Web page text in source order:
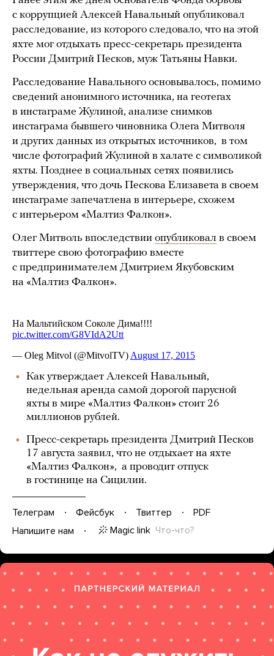
с коррупцией Алексей Навальный опубликовал
расследование, из которого следовало, что на этой
яхте мог отдыхать пресс-секретарь президента
России Дмитрий Песков, муж Татьяны Навки.
Расследование Навального основывалось, помимо
сведений анонимного источника, на геотегах
в инстаграме Жулиной, анализе снимков
инстаграма бывшего чиновника Олега Митволя
и других данных из открытых источников, в том
числе фотографий Жулиной в халате с символикой
яхты. Позднее в социальных сетях появились
утверждения, что дочь Пескова Елизавета в своем
инстаграме запечатлена в интерьере, схожем
с интерьером «Малтиз Фалкон».
Олег Митволь впоследствии опубликовал в своем
твиттере свою фотографию вместе
с предпринимателем Дмитрием Якубовским
на «Малтиз Фалкон».
Как утверждает Алексей Навальный,
недельная аренда самой дорогой парусной
яхты в мире «Малтиз Фалкон» стоит 26
миллионов рублей.
Пресс-секретарь президента Дмитрий Песков
17 августа заявил, что не отдыхает на яхте
«Малтиз Фалкон», а проводит отпуск
в гостинице на Сицилии.
Телеграм Фейсбук Твиттер
PDF
Напишите нам
Magic link Что-что?